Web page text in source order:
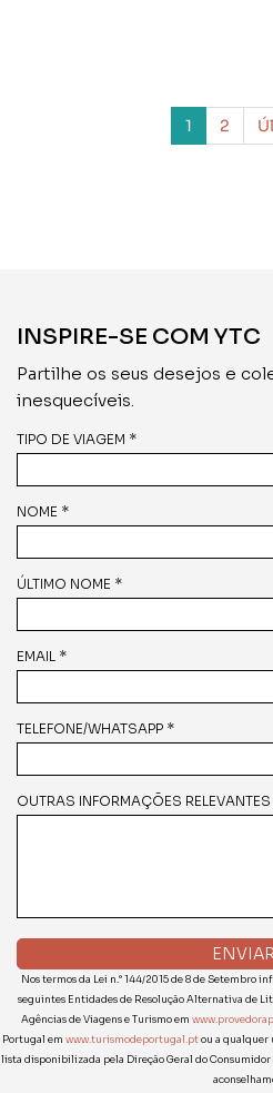
1 2
INSPIRE-SE COM YTC
Partilhe os seus desejos e
inesquecíveis.
TIPO DE VIAGEM *
NOME *
ÚLTIMO NOME *
EMAIL *
TELEFONE/WHATSAPP *
OUTRAS INFORMAÇÕES
Nos termos da Lei n.° 144/2015 de 8 de Setembro
seguintes Entidades de Resolução Alternativa de
Agências de Viagens e Turismo em
Portugal em www.turismodeportugal.ptou a qualquer
lista disponibilizada pela Direção Geral do Consumidor